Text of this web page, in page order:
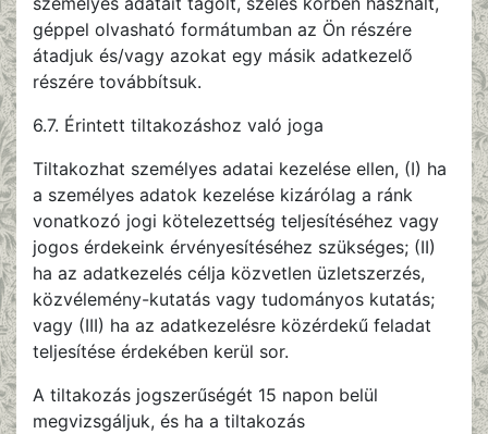
géppel olvasható formátumban az Ön részére
átadjuk és/vagy azokat egy másik adatkezelő
részére továbbítsuk.
6.7. Érintett tiltakozáshoz való joga
Tiltakozhat személyes adatai kezelése ellen, (I) ha
a személyes adatok kezelése kizárólag a ránk
vonatkozó jogi kötelezettség teljesítéséhez vagy
jogos érdekeink érvényesítéséhez szükséges; (II)
ha az adatkezelés célja közvetlen üzletszerzés,
közvélemény-kutatás vagy tudományos kutatás;
vagy (III) ha az adatkezelésre közérdekű feladat
teljesítése érdekében kerül sor.
A tiltakozás jogszerűségét 15 napon belül
megvizsgáljuk, és ha a tiltakozás